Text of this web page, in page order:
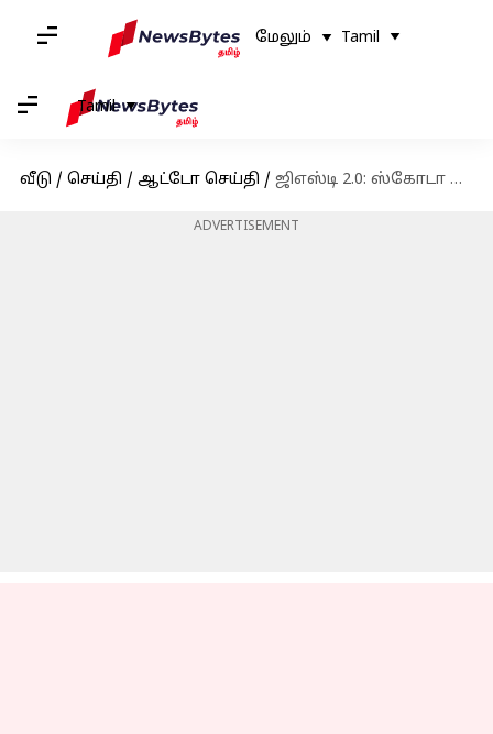
மேலும் Tamil
Tamil
வீடு / செய்தி / ஆட்டோ செய்தி / ஜிஎஸ்டி 2.0: ஸ்கோடா கார்கள் ₹3.3 லட்சம் வரை விலை குறையும்
ADVERTISEMENT